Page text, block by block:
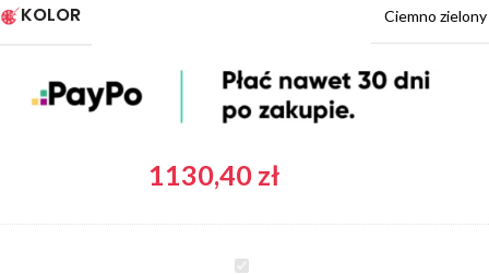
KOLOR Ciemno zielony
1130,40 zł
Fotel